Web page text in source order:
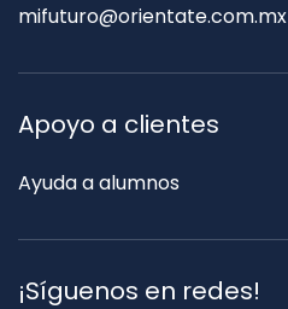
mifuturo@orientate.com.mx
Apoyo a clientes
Ayuda a alumnos
¡Síguenos en redes!